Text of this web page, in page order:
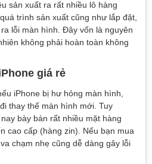
sản xuất ra rất nhiều lô hàng
trình sản xuất cũng như lắp đặt,
lỗi màn hình. Đây vốn là nguyên
không phải hoàn toàn không
giá rẻ
iPhone bị hư hỏng màn hình,
thay thế màn hình mới. Tuy
bày bán rất nhiều mặt hàng
cao cấp (hàng zin). Nếu bạn mua
chạm nhẹ cũng dễ dàng gây lỗi